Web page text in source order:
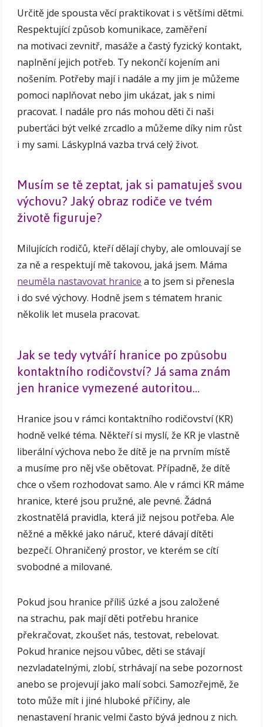
Určitě jde spousta věcí praktikovat i s většími dětmi.
Respektující způsob komunikace, zaměření
na motivaci zevnitř, masáže a častý fyzický kontakt,
naplnění jejich potřeb. Ty nekončí kojením ani
nošením. Potřeby mají i nadále a my jim je můžeme
pomoci naplňovat nebo jim ukázat, jak s nimi
pracovat. I nadále pro nás mohou děti či naši
puberťáci být velké zrcadlo a můžeme díky nim růst
i my sami. Láskyplná vazba trvá celý život.
Musím se tě zeptat, jak si pamatuješ svou
výchovu? Jaký obraz rodiče ve tvém
životě figuruje?
Milujících rodičů, kteří dělají chyby, ale omlouvají se
za ně a respektují mě takovou, jaká jsem. Máma
neuměla nastavovat hranice a to jsem si přenesla
i do své výchovy. Hodně jsem s tématem hranic
několik let musela pracovat.
Jak se tedy vytváří hranice po způsobu
kontaktního rodičovství? Já sama znám
jen hranice vymezené autoritou…
Hranice jsou v rámci kontaktního rodičovství (KR)
hodně velké téma. Někteří si myslí, že KR je vlastně
liberální výchova nebo že dítě je na prvním místě
a musíme pro něj vše obětovat. Případně, že dítě
chce o všem rozhodovat samo. Ale v rámci KR máme
hranice, které jsou pružné, ale pevné. Žádná
zkostnatělá pravidla, která již nejsou potřeba. Ale
něžné a měkké jako náruč, které dávají dítěti
bezpečí. Ohraničený prostor, ve kterém se cítí
svobodné a milované.
Pokud jsou hranice příliš úzké a jsou založené
na strachu, pak mají děti potřebu hranice
překračovat, zkoušet nás, testovat, rebelovat.
Pokud hranice nejsou vůbec, děti se stávají
nezvladatelnými, zlobí, strhávají na sebe pozornost
anebo se projevují jako malí sobci. Samozřejmě, že
toto může mít i jiné hluboké příčiny, ale
nenastavení hranic velmi často bývá jednou z nich.